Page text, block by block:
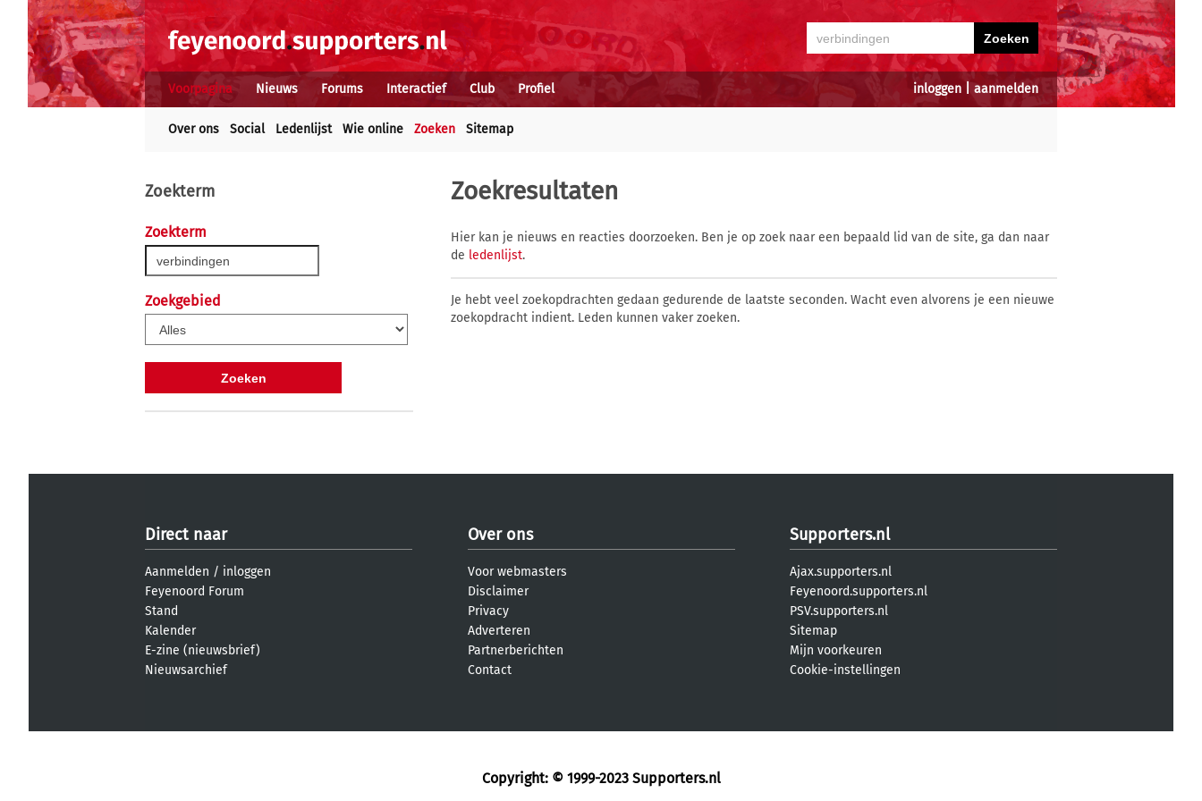
inloggen aanmelden
Voorpagina Nieuws Forums Interactief Club Profiel
Over ons Social Ledenlijst Wie online Zoeken Sitemap
Zoekterm
Zoekterm
Zoekgebied
Zoekresultaten
Hier kan je nieuws en reacties doorzoeken. Ben je op zoek naar een bepaald lid van de site, ga dan naar
de ledenlijst.
Je hebt veel zoekopdrachten gedaan gedurende de laatste seconden. Wacht even alvorens je een nieuwe
zoekopdracht indient. Leden kunnen vaker zoeken.
Direct naar
Aanmelden / inloggen
Feyenoord Forum
Stand
Kalender
E-zine (nieuwsbrief)
Nieuwsarchief
Over ons
Voor webmasters
Disclaimer
Privacy
Adverteren
Partnerberichten
Contact
Supporters.nl
Ajax.supporters.nl
Feyenoord.supporters.nl
PSV.supporters.nl
Sitemap
Mijn voorkeuren
Cookie-instellingen
Copyright: © 1999-2023 Supporters.nl